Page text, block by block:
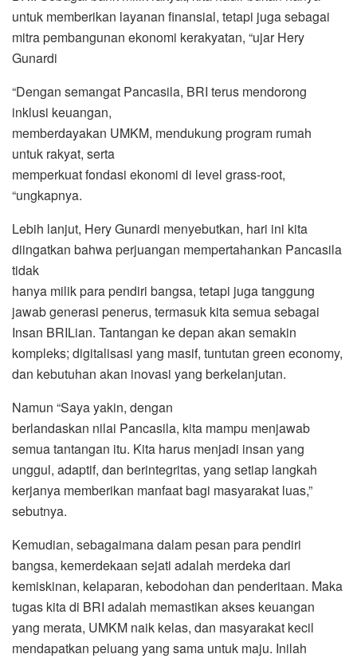
untuk memberikan layanan finansial, tetapi juga sebagai
mitra pembangunan ekonomi kerakyatan, “ujar Hery
Gunardi
“Dengan semangat Pancasila, BRI terus mendorong
inklusi keuangan,
memberdayakan UMKM, mendukung program rumah
untuk rakyat, serta
memperkuat fondasi ekonomi di level grass-root,
“ungkapnya.
Lebih lanjut, Hery Gunardi menyebutkan, hari ini kita
diingatkan bahwa perjuangan mempertahankan Pancasila
tidak
hanya milik para pendiri bangsa, tetapi juga tanggung
jawab generasi penerus, termasuk kita semua sebagai
Insan BRILian. Tantangan ke depan akan semakin
kompleks; digitalisasi yang masif, tuntutan green economy,
dan kebutuhan akan inovasi yang berkelanjutan.
Namun “Saya yakin, dengan
berlandaskan nilai Pancasila, kita mampu menjawab
semua tantangan itu. Kita harus menjadi insan yang
unggul, adaptif, dan berintegritas, yang setiap langkah
kerjanya memberikan manfaat bagi masyarakat luas,”
sebutnya.
Kemudian, sebagaimana dalam pesan para pendiri
bangsa, kemerdekaan sejati adalah merdeka dari
kemiskinan, kelaparan, kebodohan dan penderitaan. Maka
tugas kita di BRI adalah memastikan akses keuangan
yang merata, UMKM naik kelas, dan masyarakat kecil
mendapatkan peluang yang sama untuk maju. Inilah